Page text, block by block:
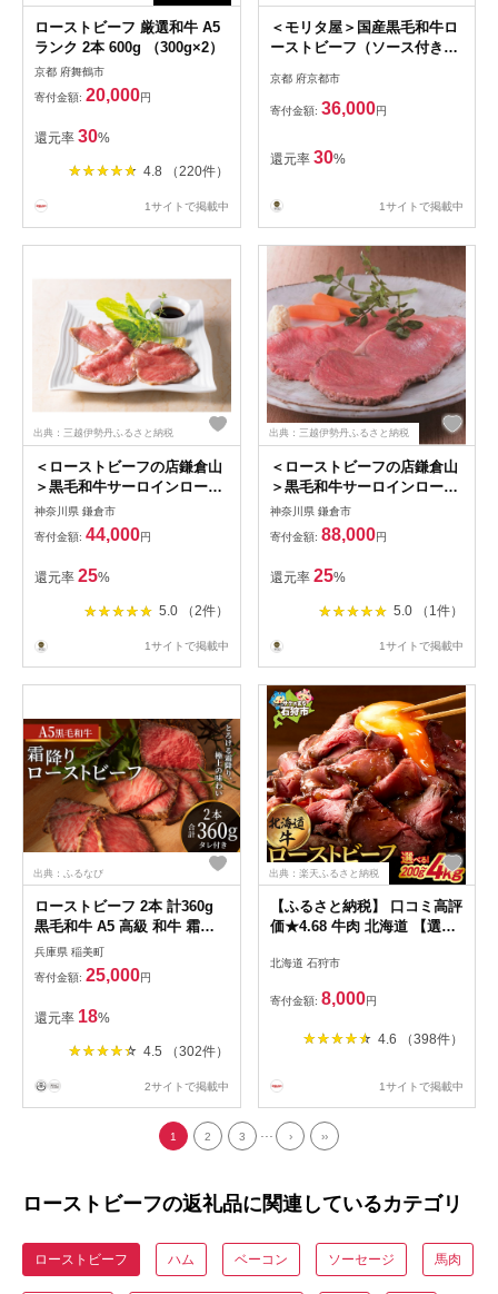
ローストビーフ 厳選和牛 A5
ランク 2本 600g （300g×2）
京都 府舞鶴市
寄付金額: 20,000円
還元率 30%
4.8 （220件）
1サイトで掲載中
＜モリタ屋＞国産黒毛和牛ロ
ーストビーフ（ソース付き）
京都 府京都市
寄付金額: 36,000円
還元率 30%
1サイトで掲載中
出典：三越伊勢丹ふるさと納税
＜ローストビーフの店鎌倉山
＞黒毛和牛サーロインロース
トビーフ SRB-10
神奈川県 鎌倉市
寄付金額: 44,000円
還元率 25%
5.0 （2件）
1サイトで掲載中
出典：三越伊勢丹ふるさと納税
＜ローストビーフの店鎌倉山
＞黒毛和牛サーロインロース
トビーフ SRB-20
神奈川県 鎌倉市
寄付金額: 88,000円
還元率 25%
5.0 （1件）
1サイトで掲載中
出典：ふるなび
ローストビーフ 2本 計360g
黒毛和牛 A5 高級 和牛 霜降
り 希少部位
兵庫県 稲美町
寄付金額: 25,000円
還元率 18%
4.5 （302件）
2サイトで掲載中
出典：楽天ふるさと納税
【ふるさと納税】 口コミ高評
価★4.68 牛肉 北海道 【選べ
ビーフ ブロック 石狩市 国産
楽天 ランキング おすすめ 解
北海道 石狩市
寄付金額: 8,000円
4.6 （398件）
1サイトで掲載中
1 2 3 › ››
ローストビーフの返礼品に関連しているカテゴリ
ローストビーフ ハム ベーコン ソーセージ 馬肉